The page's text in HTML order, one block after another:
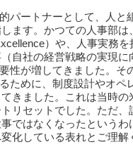
パートナーとして、人と
ます。かつての人事部
）や、人事実務
自社の経営戦略の実現
性が増してきました。そ
ために、制度設計やオペ
きました。これは当時
リセットでした。ただ、
ではなくなったという
化している表れとご理解